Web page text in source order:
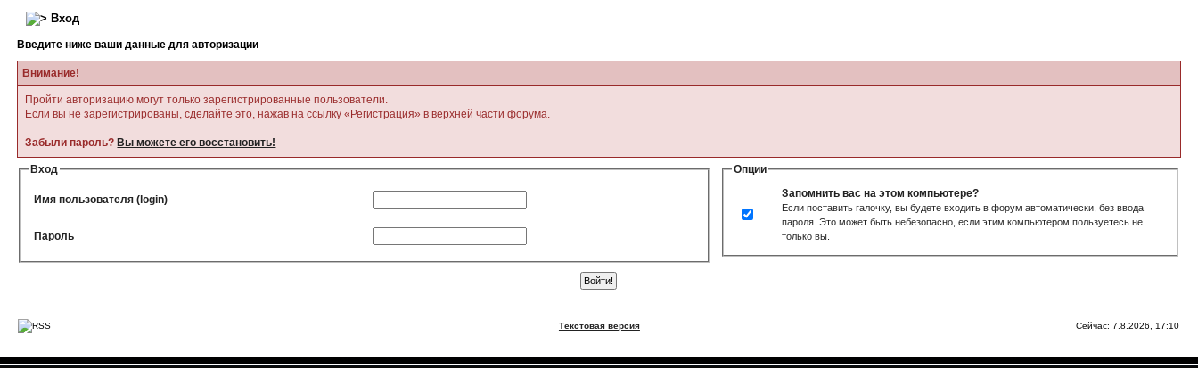
Вход
Введите ниже ваши данные для авторизации
Внимание!
Пройти авторизацию могут только зарегистрированные пользователи.
Если вы не зарегистрированы, сделайте это, нажав на ссылку «Регистрация» в верхней части форума.
Забыли пароль? Вы можете его восстановить!
Вход
Имя пользователя (login)
Пароль
Опции
Запомнить вас на этом компьютере?
Если поставить галочку, вы будете входить в форум автоматически, без ввода
пароля. Это может быть небезопасно, если этим компьютером пользуетесь не
только вы.
Текстовая версия Сейчас: 7.8.2026, 17:10